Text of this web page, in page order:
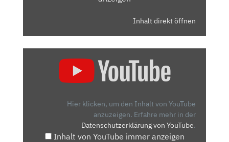
Inhalt direkt öffnen
TEST/REVIEW/DETAILS“
Hier klicken, um den Inhalt von YouTube
anzuzeigen. Erfahre mehr in der
Datenschutzerklärung von YouTube.
Inhalt von YouTube immer anzeigen